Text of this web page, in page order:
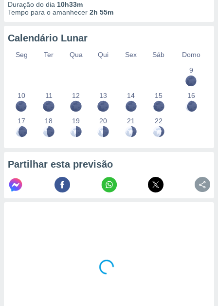
Duração do dia 10h33m
Tempo para o amanhecer 2h 55m
Calendário Lunar
Seg Ter Qua Qui Sex Sáb
Domo
9
10 11 12 13 14 15 16
17 18 19 20 21 22
Partilhar esta previsão